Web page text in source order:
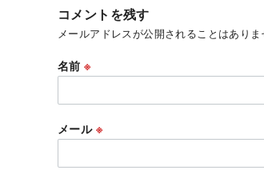
コメントを残す
メールアドレスが公開されることはありま
名前※
メール ※